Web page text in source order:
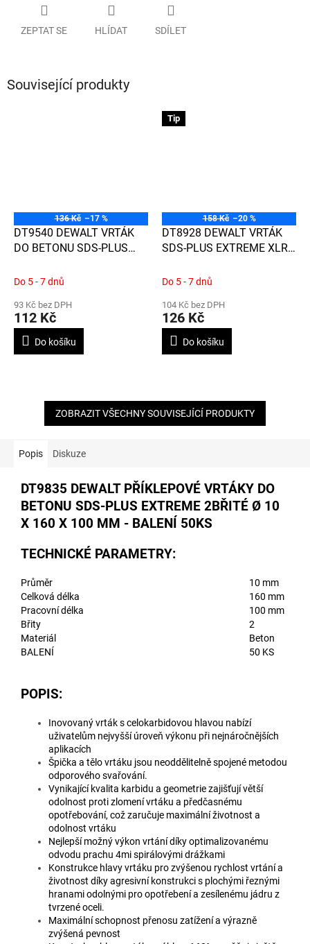
ZEPTAT SE HLÍDAT SDÍLET
Související produkty
136 Kč –17 %
DT9540 DEWALT VRTÁK
DO BETONU SDS-PLUS
100 X 160
Do 5 - 7 dnů
93 Kč bez DPH
112 Kč
Do košíku
Tip
158 Kč –20 %
DT8928 DEWALT VRTÁK
SDS-PLUS EXTREME XLR
HLAVOU Ø10MM X 100 X
Do 5 - 7 dnů
104 Kč bez DPH
126 Kč
Do košíku
ZOBRAZIT VŠECHNY SOUVISEJÍCÍ PRODUKTY
Popis Diskuze
DT9835 DEWALT PŘÍKLEPOVÉ VRTÁKY DO
BETONU SDS-PLUS EXTREME 2BŘITÉ Ø 10
X 160 X 100 MM - BALENÍ 50KS
TECHNICKÉ PARAMETRY:
Průměr
10 mm
Celková délka
160 mm
Pracovní délka
100 mm
Břity
2
Materiál
Beton
BALENÍ
50 KS
POPIS:
Inovovaný vrták s celokarbidovou hlavou nabízí
uživatelům nejvyšší úroveň výkonu při nejnáročnějších
aplikacích
Špička a tělo vrtáku jsou neoddělitelně spojené metodou
odporového svařování.
Vynikající kvalita karbidu a geometrie zajišťují větší
odolnost proti zlomení vrtáku a předčasnému
opotřebování, což zaručuje maximální životnost a
odolnost vrtáku
Nejlepší možný výkon vrtání díky optimalizovanému
odvodu prachu 4mi spirálovými drážkami
Konstrukce hlavy vrtáku pro zvýšenou rychlost vrtání a
životnost díky agresivní konstrukci s plochými řeznými
hranami odolnými pro opotřebení a zesílenému jádru z
tvrzené oceli.
Maximální schopnost přenosu zatížení a výrazně
zvýšená pevnost